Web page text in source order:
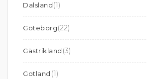
Dalsland(1)
Göteborg(22)
Gästrikland (3)
Gotland (1)